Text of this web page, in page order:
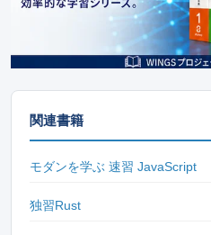
関連書籍
モダンを学ぶ 速習 JavaScript
独習Rust